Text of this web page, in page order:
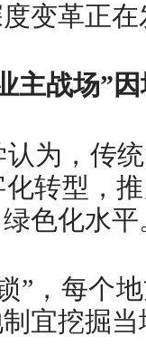
变革正
战场”因
为，传
转型，
色化水平
”，每个
宜挖掘